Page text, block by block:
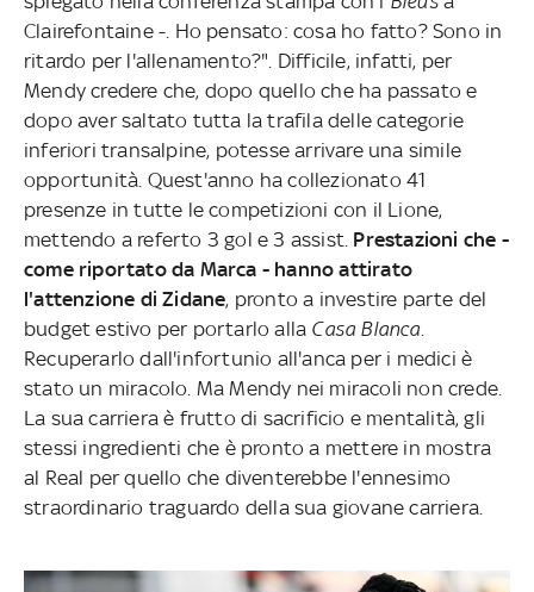
Clairefontaine -. Ho pensato: cosa ho fatto? Sono in
ritardo per l'allenamento?". Difficile, infatti, per
Mendy credere che, dopo quello che ha passato e
dopo aver saltato tutta la trafila delle categorie
inferiori transalpine, potesse arrivare una simile
opportunità. Quest'anno ha collezionato 41
presenze in tutte le competizioni con il Lione,
mettendo a referto 3 gol e 3 assist. Prestazioni che -
come riportato da Marca - hanno attirato
l'attenzione di Zidane, pronto a investire parte del
budget estivo per portarlo alla Casa Blanca.
Recuperarlo dall'infortunio all'anca per i medici è
stato un miracolo. Ma Mendy nei miracoli non crede.
La sua carriera è frutto di sacrificio e mentalità, gli
stessi ingredienti che è pronto a mettere in mostra
al Real per quello che diventerebbe l'ennesimo
straordinario traguardo della sua giovane carriera.